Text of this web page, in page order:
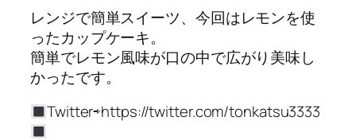
レンジで簡単スイーツ、今回はレモンを使
ったカップケーキ。
簡単でレモン風味が口の中で広がり美味し
かったです。
Twitter⇨https://twitter.com/tonkatsu3333